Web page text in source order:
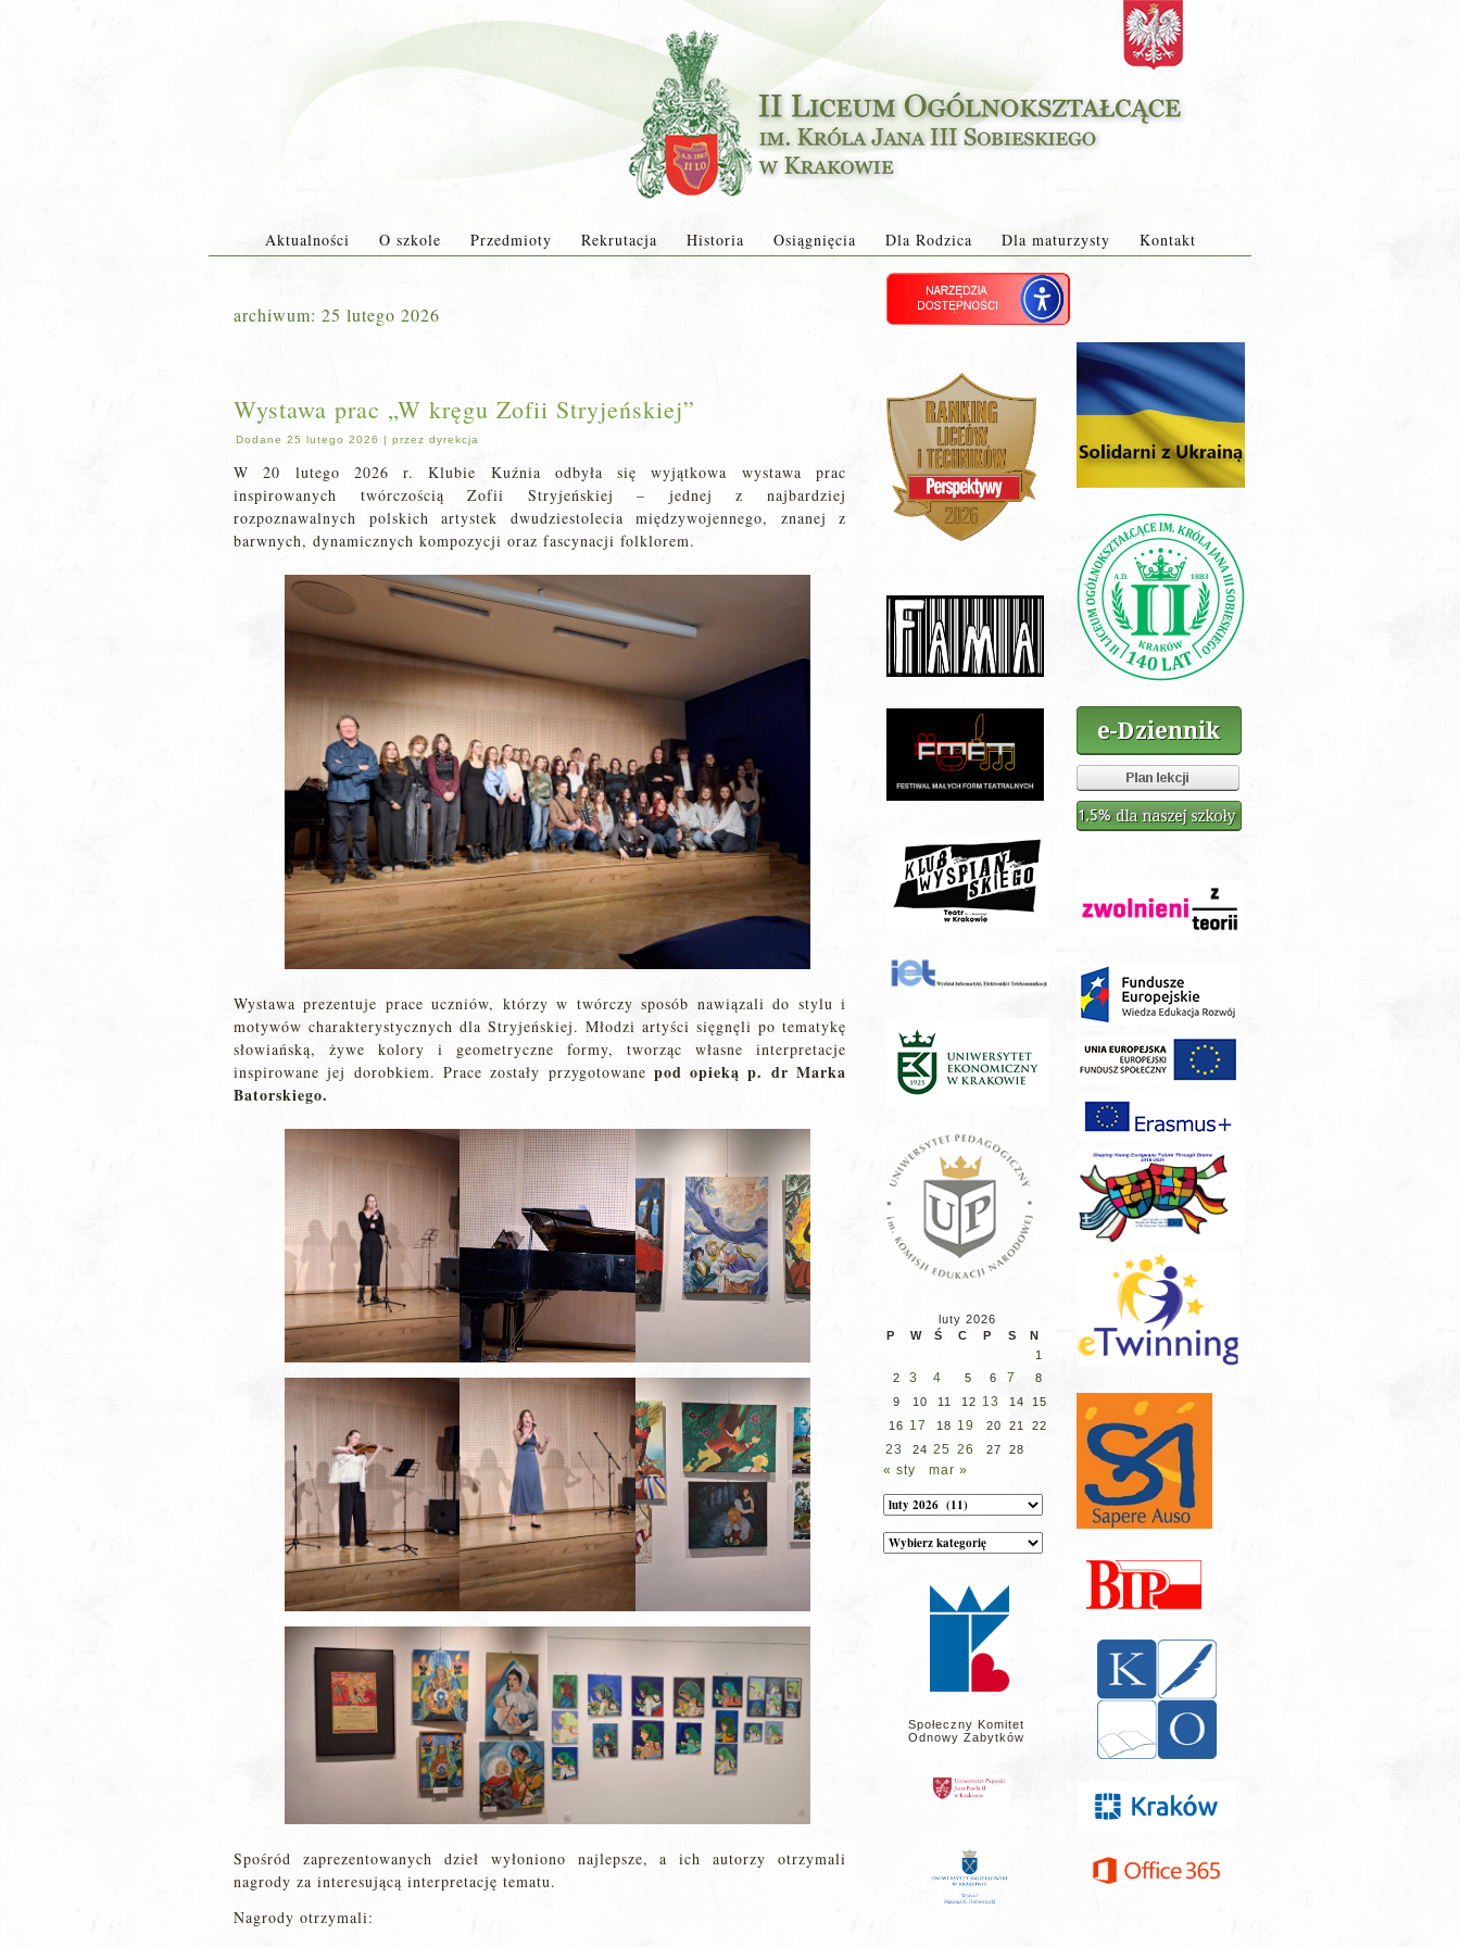
Aktualności O szkole Przedmioty Rekrutacja Historia Osiągnięcia Dla Rodzica Dla maturzysty Kontakt
archiwum: 25 lutego 2026
Wystawa prac „W kręgu Zofii Stryjeńskiej”
Dodane 25 lutego 2026 | przez dyrekcja
W 20 lutego 2026 r. Klubie Kuźnia odbyła się wyjątkowa wystawa prac
inspirowanych twórczością Zofii Stryjeńskiej – jednej z najbardziej
rozpoznawalnych polskich artystek dwudziestolecia międzywojennego, znanej z
barwnych, dynamicznych kompozycji oraz fascynacji folklorem.
Wystawa prezentuje prace uczniów, którzy w twórczy sposób nawiązali do stylu i
motywów charakterystycznych dla Stryjeńskiej. Młodzi artyści sięgnęli po tematykę
słowiańską, żywe kolory i geometryczne formy, tworząc własne interpretacje
inspirowane jej dorobkiem. Prace zostały przygotowane pod opieką p. dr Marka
Batorskiego.
Spośród zaprezentowanych dzieł wyłoniono najlepsze, a ich autorzy otrzymali
nagrody za interesującą interpretację tematu.
Nagrody otrzymali:
luty 2026
P
W Ś C P S
N
1
2
3 4 5 6 7
8
9
10 11 12 13 14
15
16 17 18 19 20 21 22
23 24 25 26 27 28
« sty mar »
Archiwum
Kategorie
wpisów
Społeczny Komitet
Odnowy Zabytków